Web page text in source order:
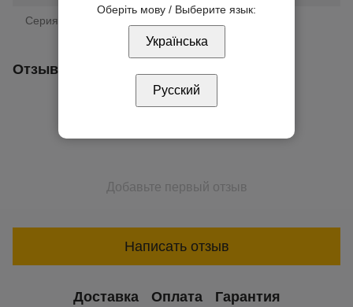
Серия
Отзывы
Добавьте первый отзыв
Написать отзыв
Доставка Оплата Гарантия
Оберіть мову / Выберите язык:
Українська
Русский